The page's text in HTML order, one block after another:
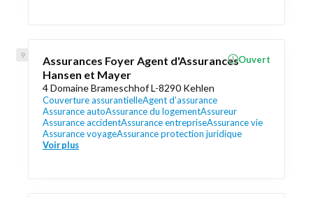
Assurances Foyer Agent d'Assurances
Hansen et Mayer
4 Domaine Brameschhof L-8290 Kehlen
Couverture assurantielleAgent d’assurance
Assurance autoAssurance du logementAssureur
Assurance accidentAssurance entrepriseAssurance vie
Assurance voyageAssurance protection juridique
Voir plus
Ouvert